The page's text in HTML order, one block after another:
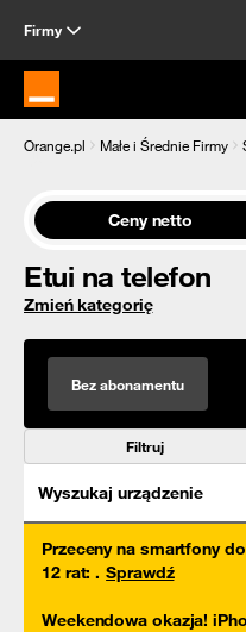
Firmy
Strona główna Orange.pl
Orange.pl Małe i Średnie Firmy
Ceny netto
Etui na telefon
Zmień kategorię
Bez abonamentu
Filtruj
Wyszukaj urządzenie
Przeceny na smartfony
12 rat: . Sprawdź
Weekendowa okazja!